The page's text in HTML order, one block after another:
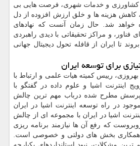
کشاورزی و خدمات شهری، فرصت هایی بی
کاهش هزینه ها و خلق ارزش افزوده از دل
خواهد شد. حال زمان آنست که نهادهای
و مراکز تحقیقاتی با دیدی راهبردی
تا ایران از قافله تحول دیجیتال جهانی
برای توسعه ایران
رییس کمیته هیات علمی و ارتباط با
اینترنت اشیا و علوم داده در گفتگو با
پرسش مطرح شده درباب مهم ترین چالش
در راه توسعه اینترنت اشیا در ایران
اشیا در ایران با مجموعه ای از چالش
که رفع آن ها نیازمند برنامه ریزی
همکاری بخش های دولتی و خصوصی است.
مشکلات، نبود استانداردهای یکپارچه